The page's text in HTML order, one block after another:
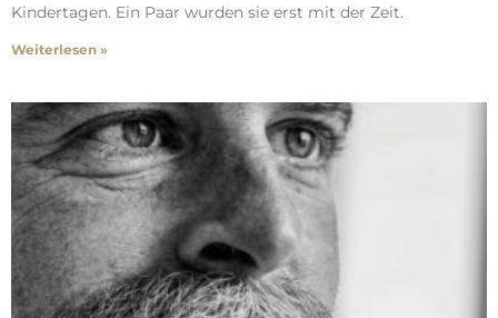
Kindertagen. Ein Paar wurden sie erst mit der Zeit.
Weiterlesen »